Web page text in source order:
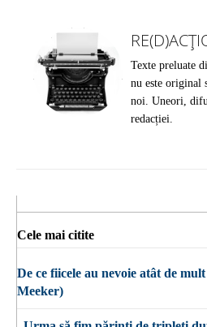
Texte preluate
nu este original
noi. Uneori,
redacției.
Cele mai citite
De ce fiicele au nevoie atât de
Meeker)